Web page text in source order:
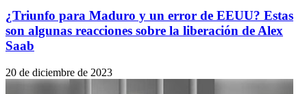
¿Triunfo para Maduro y un error de EEUU? Estas
son algunas reacciones sobre la liberación de Alex
Saab
20 de diciembre de 2023